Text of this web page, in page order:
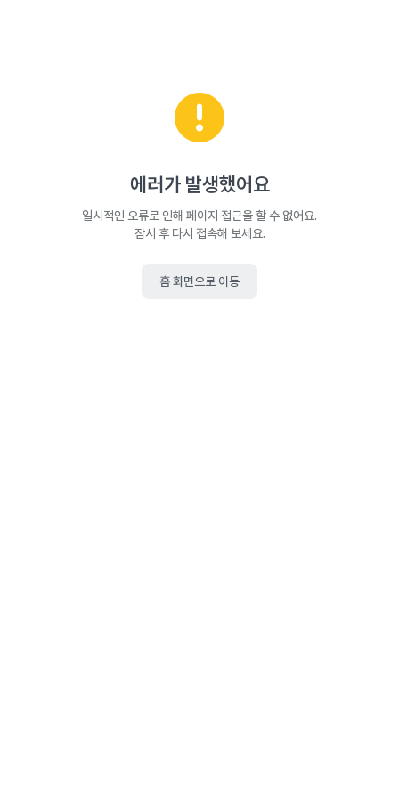
에러가 발생했어요
일시적인 오류로 인해 페이지 접근을 할 수 없어요.
잠시 후 다시 접속해 보세요.
홈 화면으로 이동